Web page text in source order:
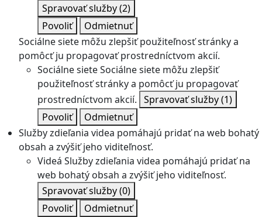
Spravovať služby(2)
Povoliť
Odmietnuť
Sociálne siete môžu zlepšiť použiteľnosť stránky a
pomôcť ju propagovať prostredníctvom akcií.
Sociálne sieteSociálne siete môžu zlepšiť
použiteľnosť stránky a pomôcť ju propagovať
prostredníctvom akcií. Spravovať služby(1)
Povoliť
Odmietnuť
Služby zdieľania videa pomáhajú pridať na web bohatý
obsah a zvýšiť jeho viditeľnosť.
Videá Služby zdieľania videa pomáhajú pridať na
web bohatý obsah a zvýšiť jeho viditeľnosť.
Spravovať služby(0)
Povoliť
Odmietnuť